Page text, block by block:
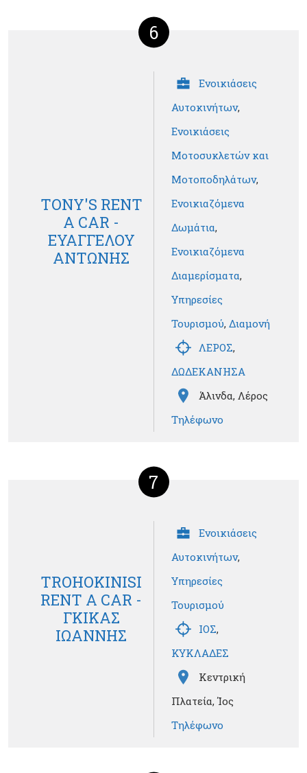
6
TONY'S RENT
A CAR -
ΕΥΑΓΓΕΛΟΥ
ΑΝΤΩΝΗΣ
Ενοικιάσεις
Αυτοκινήτων,
Ενοικιάσεις
Μοτοσυκλετών και
Μοτοποδηλάτων,
Ενοικιαζόμενα
Δωμάτια,
Ενοικιαζόμενα
Διαμερίσματα,
Υπηρεσίες
Τουρισμού, Διαμονή
ΛΕΡΟΣ,
ΔΩΔΕΚΑΝΗΣΑ
Άλινδα, Λέρος
Τηλέφωνο
7
TROHOKINISI
RENT A CAR -
ΓΚΙΚΑΣ
ΙΩΑΝΝΗΣ
Ενοικιάσεις
Αυτοκινήτων,
Υπηρεσίες
Τουρισμού
ΙΟΣ,
ΚΥΚΛΑΔΕΣ
Κεντρική
Πλατεία, Ίος
Τηλέφωνο